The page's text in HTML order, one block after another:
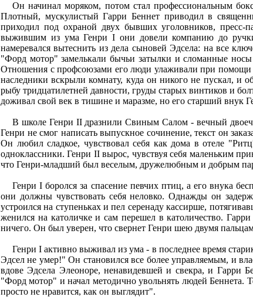
Он начинал моряком, потом стал профессиональным
Плотный, мускулистый Гарри Беннет приводил в
приходил под охраной двух бывших уголовников, пресс-
выжившим из ума Генри I они довели компанию до
намеревался вытеснить из дела сыновей Эдсела: на все
"Форд мотор" замелькали бычьи затылки и сломанные
Отношения с профсоюзами его люди улаживали при помощи
наследники вскрыли комнату, куда он никого не пускал,
рыбу тридцатилетней давности, груды старых винтиков и
доживал свой век в тишине и маразме, но его старший внук
В школе Генри II дразнили Свиным Салом - вечный
Генри не смог написать выпускное сочинение, текст он
Он любил сладкое, чувствовал себя как дома в отеле
одноклассники. Генри II вырос, чувствуя себя маленьким
что Генри-младший был веселым, дружелюбным и добрым
Генри I боролся за спасение певчих птиц, а его внука
они должны чувствовать себя неловко. Однажды он
устроился на ступеньках и пел серенаду кассирше,
женился на католичке и сам перешел в католичество.
ничего. Он был уверен, что свернет Генри шею двумя
Генри I активно выживал из ума - в последнее время
Эдсел не умер!" Он становился все более управляемым, и
вдове Эдсела Элеоноре, ненавидевшей и свекра, и Гарри
"Форд мотор" и начал методично увольнять людей Беннета.
просто не нравится, как он выглядит".